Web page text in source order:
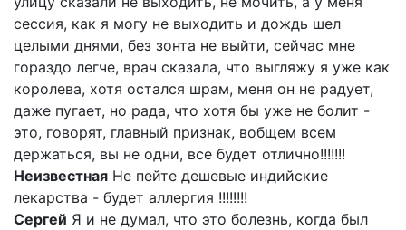
сессия, как я могу не выходить и дождь шел
целыми днями, без зонта не выйти, сейчас мне
гораздо легче, врач сказала, что выгляжу я уже как
королева, хотя остался шрам, меня он не радует,
даже пугает, но рада, что хотя бы уже не болит -
это, говорят, главный признак, вобщем всем
держаться, вы не одни, все будет отлично!!!!!!!
Неизвестная Не пейте дешевые индийские
лекарства - будет аллергия !!!!!!!!
Сергей Я и не думал, что это болезнь, когда был